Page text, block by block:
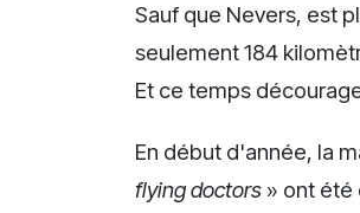
Sauf que Nevers, est
seulement 184
Et ce temps
En début d'année, la
flying doctors » ont